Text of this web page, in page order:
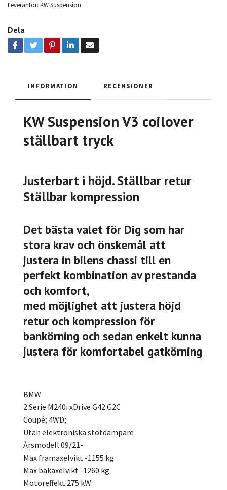
Leverantör: KW Suspension
Dela
INFORMATION RECENSIONER
KW Suspension V3 coilover
ställbart tryck
Justerbart i höjd. Ställbar retur
Ställbar kompression
Det bästa valet för Dig som har
stora krav och önskemål att
justera in bilens chassi till en
perfekt kombination av prestanda
och komfort,
med möjlighet att justera höjd
retur och kompression för
bankörning och sedan enkelt kunna
justera för komfortabel gatkörning
BMW
2 Serie M240i xDrive G42 G2C
Coupé; 4WD;
Utan elektroniska stötdämpare
Årsmodell 09/21-
Max framaxelvikt -1155 kg
Max bakaxelvikt -1260 kg
Motoreffekt 275 kW